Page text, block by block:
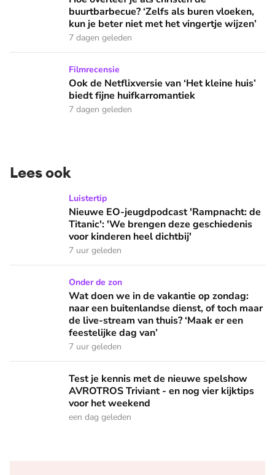
buurtbarbecue? ‘Zelfs als buren vloeken,
kun je beter niet met het vingertje wijzen’
7 dagen geleden
Ook de Netflixversie van ‘Het kleine huis’ biedt fijne
Filmrecensie
Ook de Netflixversie van ‘Het kleine huis’
biedt fijne huifkarromantiek
7 dagen geleden
Lees ook
Nieuwe EO-jeugdpodcast 'Rampnacht: de Titanic': 'We
Luistertip
Nieuwe EO-jeugdpodcast 'Rampnacht: de
Titanic': 'We brengen deze geschiedenis
voor kinderen heel dichtbij'
7 uur geleden
Wat doen we in de vakantie op zondag: naar een
Onder de zon
Wat doen we in de vakantie op zondag:
naar een buitenlandse dienst, of toch maar
de live-stream van thuis? ‘Maak er een
feestelijke dag van’
7 uur geleden
Test je kennis met de nieuwe spelshow AVROTROS
Test je kennis met de nieuwe spelshow
AVROTROS Triviant - en nog vier kijktips
voor het weekend
een dag geleden